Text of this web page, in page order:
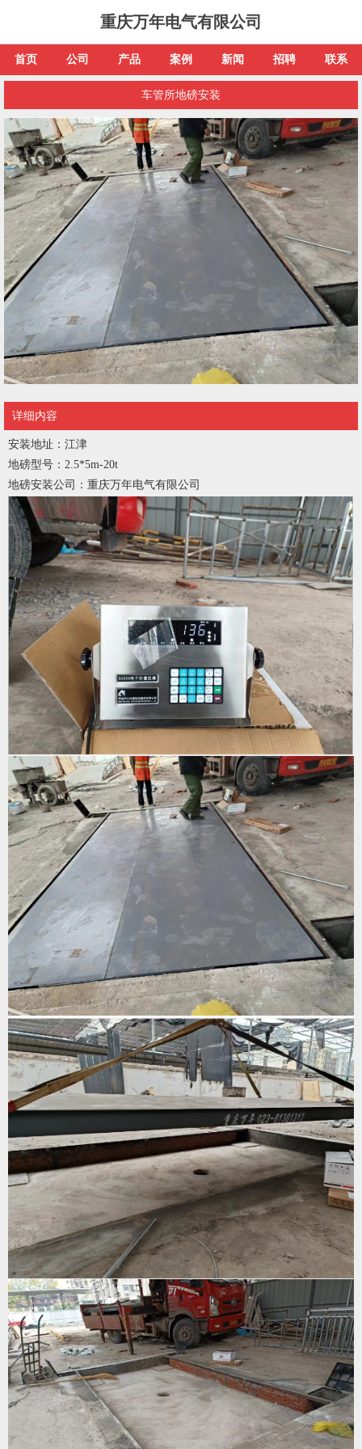
重庆万年电气有限公司
首页 公司 产品 案例 新闻 招聘 联系
车管所地磅安装
详细内容
安装地址：江津
地磅型号：2.5*5m-20t
地磅安装公司：重庆万年电气有限公司